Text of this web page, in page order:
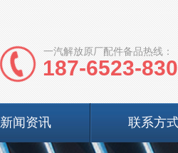
一汽解放原厂配件备品热线：
187-6523-
新闻资讯 联系方